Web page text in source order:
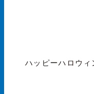
ハッピーハロウィ